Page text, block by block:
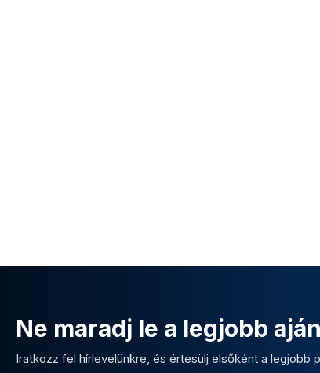
Ne maradj le a legjobb
Iratkozz fel hírlevelünkre, és értesülj elsőként a legjobb